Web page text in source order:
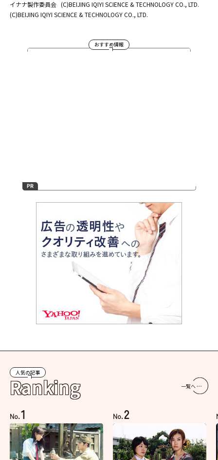
イナナ製作委員会 (C)BEIJING IQIYI SCIENCE & TECHNOLOGY CO., LTD.
(C)BEIJING IQIYI SCIENCE & TECHNOLOGY CO., LTD.
おすすめ情報
人気の記事
Ranking 一覧へ
No.1 No.2